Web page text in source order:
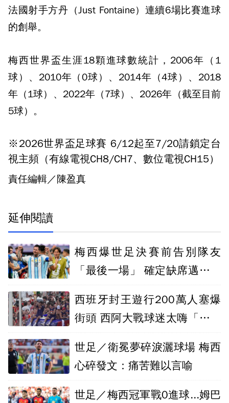
法國射手方丹（Just Fontaine）連續6場比賽進球
的創舉。
梅西世界盃生涯18顆進球數統計，2006年（1
球）、2010年（0球）、2014年（4球）、2018
年（1球）、2022年（7球）、2026年（截至目前
5球）。
※2026世界盃足球賽 6/12起至7/20請鎖定台
視主頻（有線電視CH8/CH7、數位電視CH15）
責任編輯／陳盈真
延伸閱讀
梅西爆世足決賽前告別隊友
「最後一場」 確定缺席邁阿密
西班牙封王遊行200萬人塞爆
街頭 西阿大戰球迷太嗨「偵測
世足／衛冕夢碎淚灑球場 梅西
心碎發文：痛苦難以言喻
世足／梅西冠軍戰0進球...姆巴